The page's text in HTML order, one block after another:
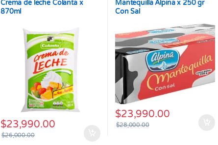
Crema de leche Colanta x
870ml
$23,990.00
$26,000.00
Mantequilla Alpina x 250 gr
Con Sal
$23,990.00
$28,000.00